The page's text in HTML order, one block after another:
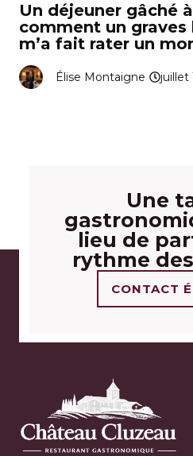
Un déjeuner gâché
comment un
m’a fait rater un
Élise Montaigne juillet
Une
lieu de
rythme
CONTACT